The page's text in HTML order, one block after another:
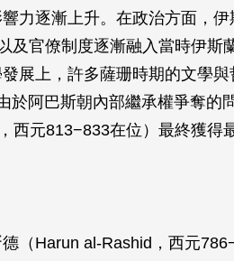
力逐漸上升。在政治方面，
及官僚制度逐漸融入當時伊斯
展上，許多薩珊時期的文學
於阿巴斯朝內部繼承權爭奪的
西元813−833在位）最終獲得
（Harun al-Rashid，西元